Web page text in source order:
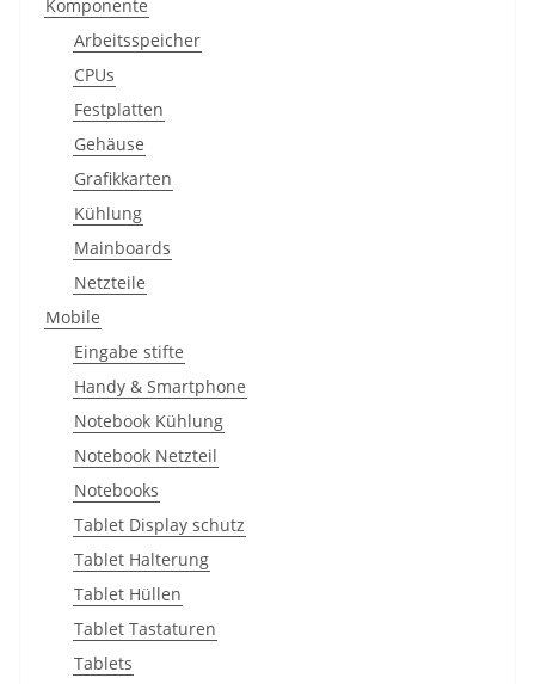
Komponente
Arbeitsspeicher
CPUs
Festplatten
Gehäuse
Grafikkarten
Kühlung
Mainboards
Netzteile
Mobile
Eingabe stifte
Handy & Smartphone
Notebook Kühlung
Notebook Netzteil
Notebooks
Tablet Display schutz
Tablet Halterung
Tablet Hüllen
Tablet Tastaturen
Tablets